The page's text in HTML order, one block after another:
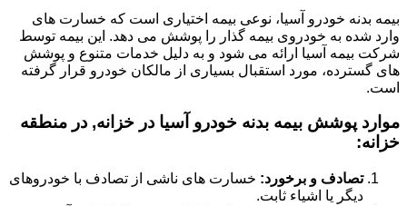
بیمه بدنه خودرو آسیا، نوعی بیمه اختیاری است که خسارت های
وارد شده به خودروی بیمه گذار را پوشش می دهد. این بیمه توسط
شرکت بیمه آسیا ارائه می شود و به دلیل خدمات متنوع و پوشش
های گسترده، مورد استقبال بسیاری از مالکان خودرو قرار گرفته
است.
موارد پوشش بیمه بدنه خودرو آسیا در خزانه, در منطقه
خزانه:
تصادف و برخورد: خسارت های ناشی از تصادف با خودروهای
دیگر یا اشیاء ثابت.